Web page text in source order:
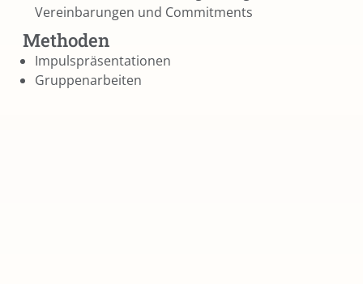
Vereinbarungen und Commitments
Methoden
Impulspräsentationen
Gruppenarbeiten